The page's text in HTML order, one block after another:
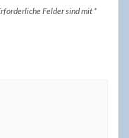
Felder sind mit *